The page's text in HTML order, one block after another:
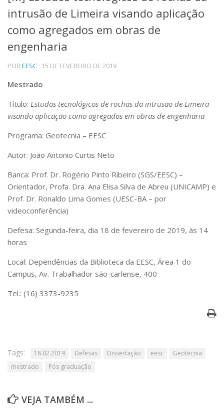
Telefones e Mapas
Pessoas
Ensino
Graduação
Educação a distância
Cursos de Extensão
Linhas de Pesquisa
Centros, Núcleos e Projetos em Rede
Pós-doutorado
Transferência de Tecnologia
Extensão à Comunidade
Projetos, Programas e Cursos
Artes, Cultura e Esportes
Museus e Espaços Interativos
Serviços
Segurança, Trânsito e Prevenção
RH, Administrativo e Financeiro
Comunicação
Defesa de Teses
intrusão de Limeira visando aplicação
como agregados em obras de
engenharia
POREESC · 15 DE FEVEREIRO DE 2019
Mestrado
Título: Estudos tecnológicos de rochas da intrusão de Limeira
visando aplicação como agregados em obras de engenharia
Programa: Geotecnia – EESC
Autor: João Antonio Curtis Neto
Banca: Prof. Dr. Rogério Pinto Ribeiro (SGS/EESC) –
Orientador, Profa. Dra. Ana Elisa Silva de Abreu (UNICAMP) e
Prof. Dr. Ronaldo Lima Gomes (UESC-BA – por
videoconferência)
Defesa: Segunda-feira, dia 18 de fevereiro de 2019, às 14
horas
Local: Dependências da Biblioteca da EESC, Área 1 do
Campus, Av. Trabalhador são-carlense, 400
Tel.: (16) 3373-9235
Tags: 18.02.2019 Defesas Dissertação eesc
Geotecnia
mestrado
Pós graduação
VEJA TAMBÉM ...